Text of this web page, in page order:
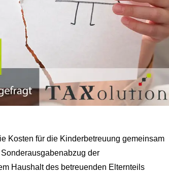
Kosten für die Kinderbetreuung gemeinsam
der
Haushalt des betreuenden Elternteils